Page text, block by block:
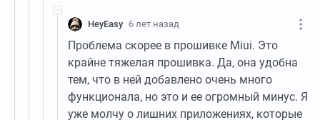
HeyEasy 6 лет назад
Проблема скорее в прошивке Miui. Это
крайне тяжелая прошивка. Да, она удобна
тем, что в ней добавлено очень много
функционала, но это и ее огромный минус. Я
уже молчу о лишних приложениях, которые